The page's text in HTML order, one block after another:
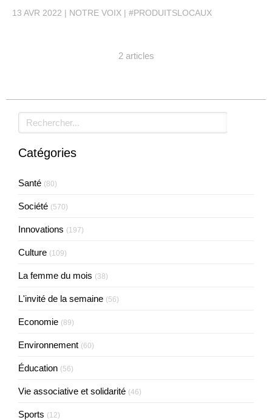
13 AVR 2022
NOTRE VOIX #PRODUITSLOCAUX
2 articles
Rechercher
Catégories
Santé (80)
Société (570)
Innovations (197)
Culture (109)
La femme du mois (38)
L'invité de la semaine (56)
Economie (89)
Environnement (60)
Éducation (56)
Vie associative et solidarité (46)
Sports (12)